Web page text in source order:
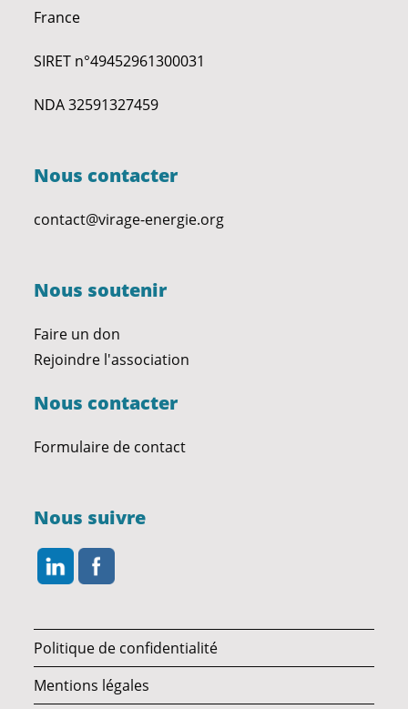
France
SIRET n°49452961300031
NDA 32591327459
Nous contacter
contact@virage-energie.org
Nous soutenir
Faire un don
Rejoindre l'association
Nous contacter
Formulaire de contact
Nous suivre
Politique de confidentialité
Mentions légales